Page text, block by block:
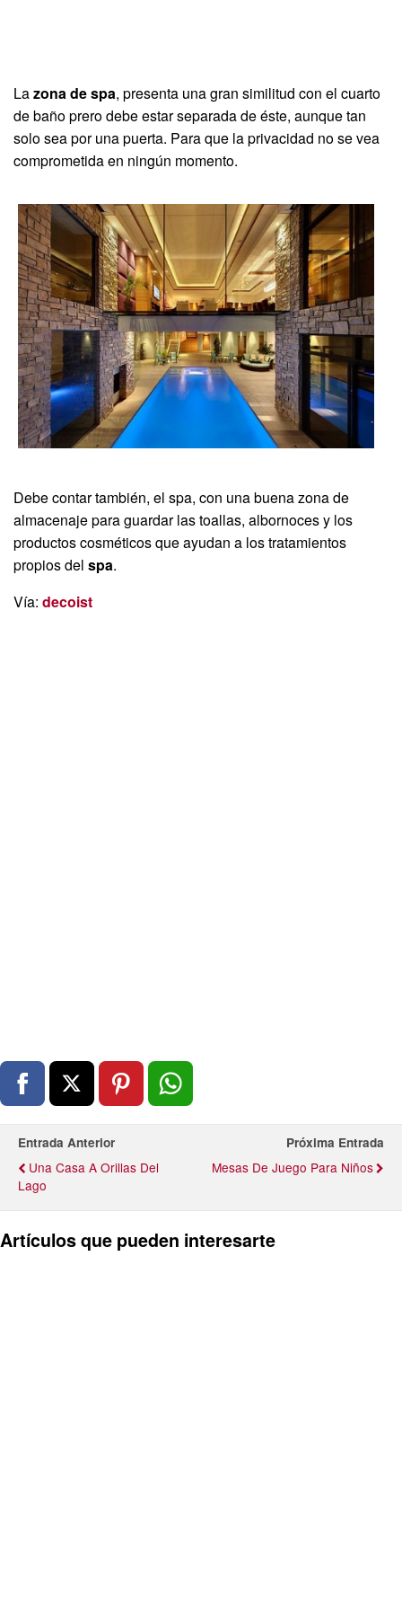
Lazona de spa, presenta una gran similitud con el cuarto
de baño prero debe estar separada de éste, aunque tan
solo sea por una puerta. Para que la privacidad no se vea
comprometida en ningún momento.
Debe contar también, el spa, con una buena zona de
almacenaje para guardar las toallas, albornoces y los
productos cosméticos que ayudan a los tratamientos
propios del spa.
Vía: decoist
Entrada Anterior
Una Casa A Orillas Del
Lago
Próxima Entrada
Mesas De Juego Para Niños
Artículos que pueden interesarte